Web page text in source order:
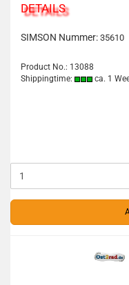
DETAILS
SIMSON Nummer: 35610
Product No.: 13088
Shippingtime:
ca. 1